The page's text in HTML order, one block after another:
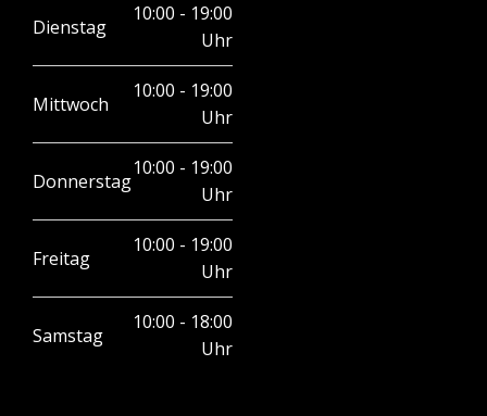
Dienstag
10:00 - 19:00
Uhr
Mittwoch
10:00 - 19:00
Uhr
Donnerstag
10:00 - 19:00
Uhr
Freitag
10:00 - 19:00
Uhr
Samstag
10:00 - 18:00
Uhr